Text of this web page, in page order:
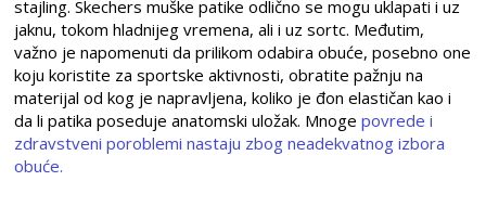
stajling. Skechers muške patike odlično se mogu uklapati i uz
jaknu, tokom hladnijeg vremena, ali i uz sortc. Međutim,
važno je napomenuti da prilikom odabira obuće, posebno one
koju koristite za sportske aktivnosti, obratite pažnju na
materijal od kog je napravljena, koliko je đon elastičan kao i
da li patika poseduje anatomski uložak. Mnogepovrede i
zdravstveni poroblemi nastaju zbog neadekvatnog izbora
obuće.